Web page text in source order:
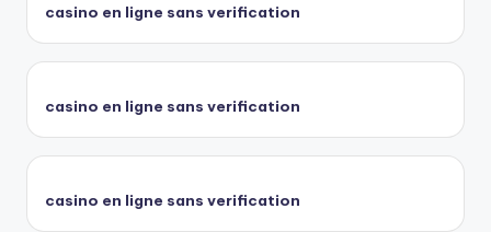
casino en ligne sans verification
casino en ligne sans verification
casino en ligne sans verification